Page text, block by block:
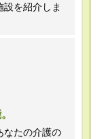
を紹介しま
なたの介護の